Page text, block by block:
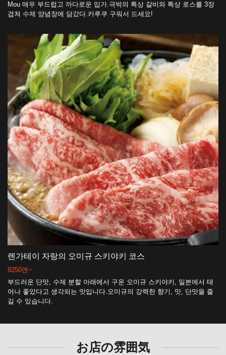
Mou 매우 부드럽고 까다로운 입가.극박의 특상 갈비와 특상 로스를 3장
겹쳐 수제 양념장에 담갔다.카루쿠 구워서 드세요!
렌가테이 자랑의 오미규 스키야키 코스
8250엔~
부드러운 단맛, 수제 분할 아래에서 구운 오미규 스키야키, 일본에서 태
어나 좋았다고 생각되는 맛입니다.오미규의 강력한 향기, 맛, 단맛을 즐
길 수 있습니다.
お店の雰囲気